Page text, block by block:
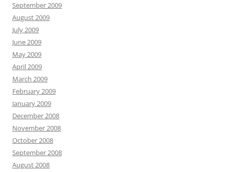
September 2009
August 2009
July 2009
June 2009
May 2009
April 2009
March 2009
February 2009
January 2009
December 2008
November 2008
October 2008
September 2008
August 2008